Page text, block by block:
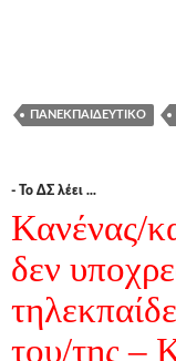
ΠΑΝΕΚΠΑΙΔΕΥΤΙΚΌ
- Το ΔΣ λέει ...
Κανένας/
δεν
του/της –